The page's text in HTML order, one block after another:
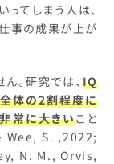
てしまう人は、
事の成果が上が
。研究では、 IQ
体の2割程度に
常に大きいこと
Wee, S. ,2022;
N. M., Orvis,